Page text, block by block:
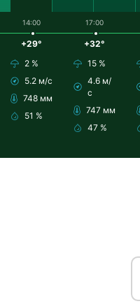
14:00
+29°
2 %
5.2 м/с
748 мм
51 %
17:00
+32°
15 %
4.6 м/
с
747 мм
47 %